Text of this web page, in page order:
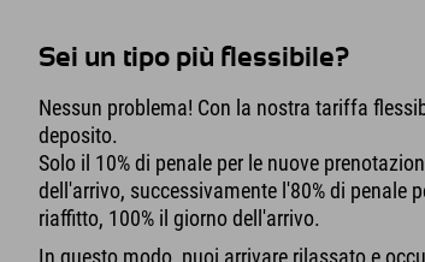
Sei un tipo più flessibile?
Nessun problema! Con la nostra tariffa
deposito.
Solo il 10% di penale per le nuove
dell'arrivo, successivamente l'80% di penale
riaffitto, 100% il giorno dell'arrivo.
In questo modo, puoi arrivare rilassato e